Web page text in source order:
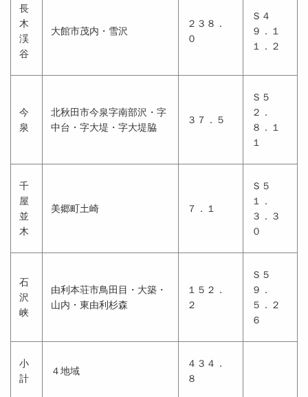
長
木
渓
谷
大館市茂内・雪沢
２３８．
０
Ｓ４
９．１
１．２
今
泉
北秋田市今泉字南部沢・字
中台・字大堤・字大堤脇
３７．５
Ｓ５
２．
８．１
１
千
屋
並
木
美郷町土崎 ７．１
Ｓ５
１．
３．３
０
石
沢
峡
由利本荘市鳥田目・大築・
山内・東由利杉森
１５２．
２
Ｓ５
９．
５．２
６
小
計
４地域
４３４．
８